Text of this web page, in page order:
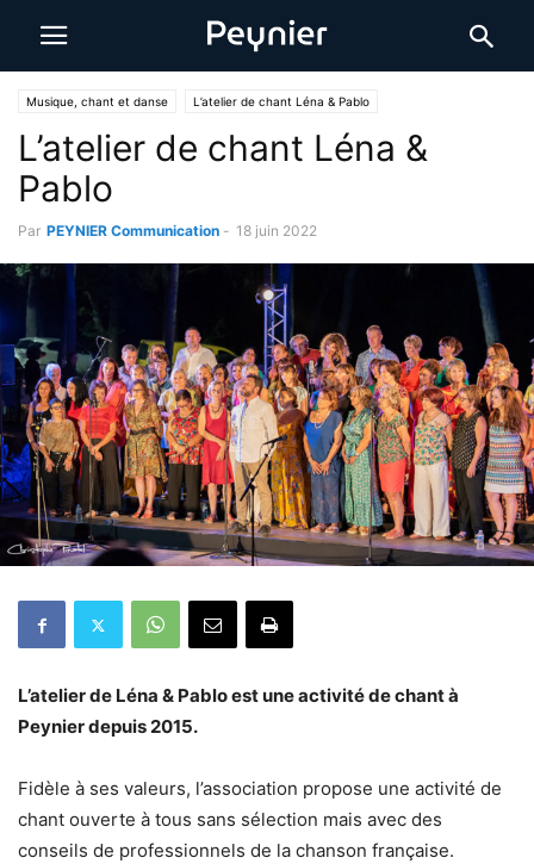
Musique, chant et danse L’atelier de chant Léna & Pablo
L’atelier de chant Léna &
Pablo
Par PEYNIER Communication - 18 juin 2022
L’atelier de Léna & Pablo est une activité de chant à
Peynier depuis 2015.
Fidèle à ses valeurs, l’association propose une activité de
chant ouverte à tous sans sélection mais avec des
conseils de professionnels de la chanson française.